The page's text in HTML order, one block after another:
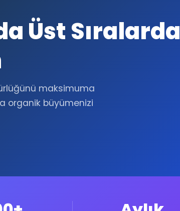
Üst Sıralarda
maksimuma
organik büyümenizi